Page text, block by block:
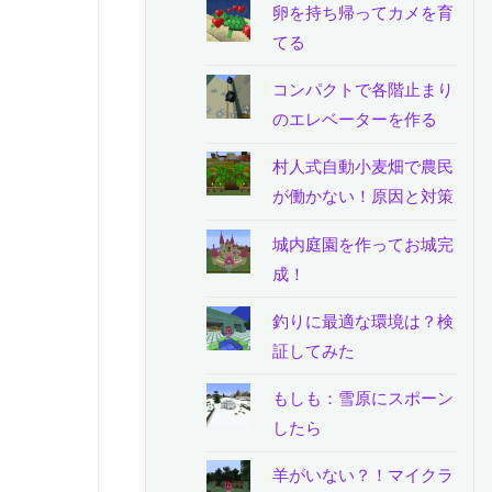
卵を持ち帰ってカメを育
てる
コンパクトで各階止まり
のエレベーターを作る
村人式自動小麦畑で農民
が働かない！原因と対策
城内庭園を作ってお城完
成！
釣りに最適な環境は？検
証してみた
もしも：雪原にスポーン
したら
羊がいない？！マイクラ